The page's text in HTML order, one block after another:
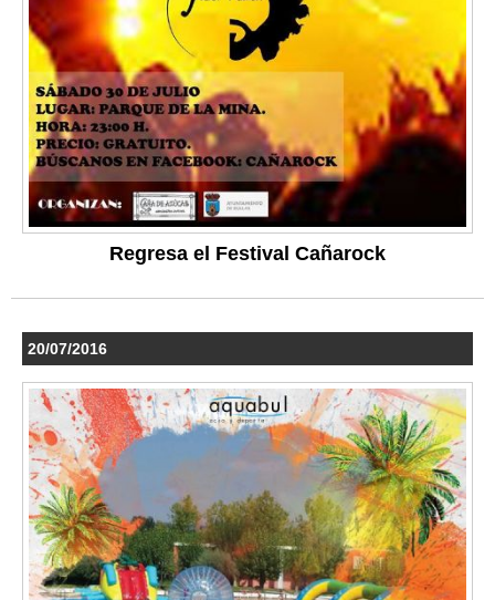
Regresa el Festival Cañarock
20/07/2016